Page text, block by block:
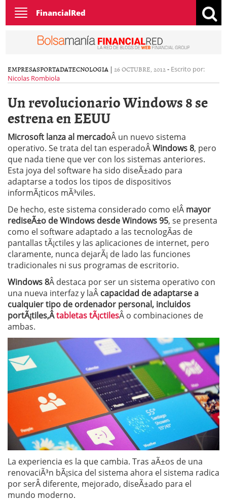
Toggle
navigation
FinancialRed
EMPRESASPORTADATECNOLOGIA | 26 OCTUBRE, 2012- Escrito por:
Nicolas Rombiola
Un revolucionario Windows 8 se
estrena en EEUU
Microsoft lanza al mercadoÂ un nuevo sistema
operativo. Se trata del tan esperadoÂWindows 8, pero
que nada tiene que ver con los sistemas anteriores.
Esta joya del software ha sido diseÃ±ado para
adaptarse a todos los tipos de dispositivos
informÃ¡ticos mÃ³viles.
De hecho, este sistema considerado como elÂ mayor
rediseÃ±o de Windows desde Windows 95, se presenta
como el software adaptado a las tecnologÃ­as de
pantallas tÃ¡ctiles y las aplicaciones de internet, pero
claramente, nunca dejarÃ¡ de lado las funciones
tradicionales ni sus programas de escritorio.
Windows 8Â destaca por ser un sistema operativo con
una nueva interfaz y laÂ capacidad de adaptarse a
cualquier tipo de ordenador personal, incluidos
portÃ¡tiles,Âtabletas tÃ¡ctilesÂ o combinaciones de
ambas.
La experiencia es la que cambia. Tras aÃ±os de una
renovaciÃ³n bÃ¡sica del sistema ahora el sistema radica
por serÂ diferente, mejorado, diseÃ±ado para el
mundo moderno.